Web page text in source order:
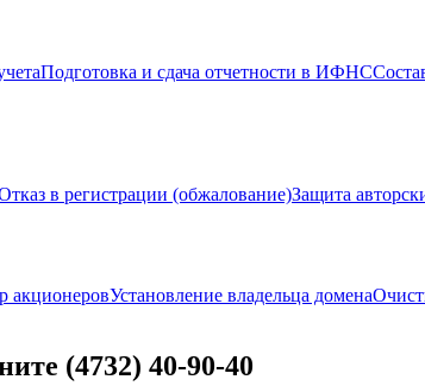
Подготовка и сдача отчетности в ИФНС
в регистрации (обжалование)Защита
акционеровУстановление владельца домена
(4732) 40-90-40